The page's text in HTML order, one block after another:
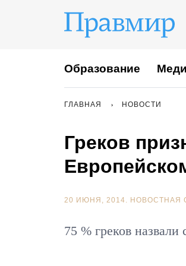
Образование
ГЛАВНАЯ НОВОСТИ
Греков
20 ИЮНЯ, 2014. НОВОСТНАЯ
75 % греков